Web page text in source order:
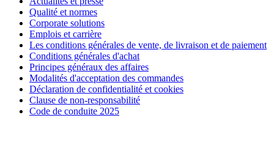
Qualité et normes
Corporate solutions
Emplois et carrière
Les conditions générales de vente, de livraison et de paiement
Conditions générales d'achat
Principes généraux des affaires
Modalités d'acceptation des commandes
Déclaration de confidentialité et cookies
Clause de non-responsabilité
Code de conduite 2025